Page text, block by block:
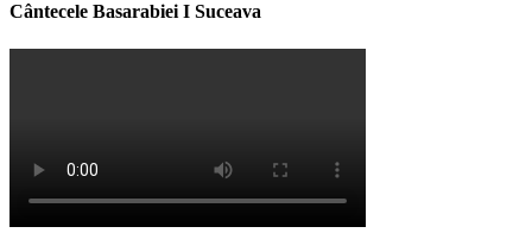
Cântecele Basarabiei I Suceava